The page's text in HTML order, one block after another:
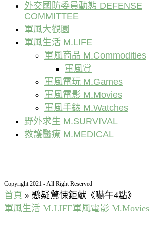
外交國防委員動態 DEFENSE
COMMITTEE
軍風大觀園
軍風生活 M.LIFE
軍風商品 M.Commodities
軍風賞
軍風電玩 M.Games
軍風電影 M.Movies
軍風手錶 M.Watches
野外求生 M.SURVIVAL
救護醫療 M.MEDICAL
Copyright 2021 - All Right Reserved
首頁 » 懸疑驚悚鉅獻《嚇午4點》
軍風生活 M.LIFE軍風電影 M.Movies